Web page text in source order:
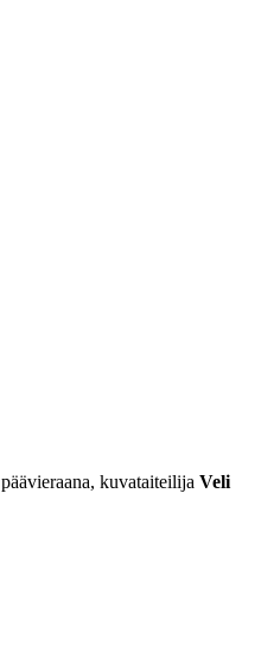
päävieraana, kuvataiteilija Veli